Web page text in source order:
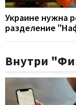
Украине нужна
разделение
Внутри